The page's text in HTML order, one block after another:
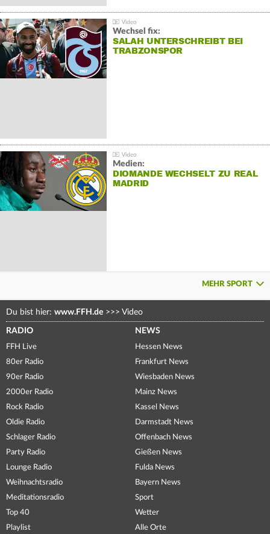
Wechsel fix:
SALAH UNTERSCHREIBT BEI
TRABZONSPOR
Medien:
DIOMANDE WECHSELT ZU REAL
MADRID
MEHR SPORT
Du bist hier: www.FFH.de >>> Video
RADIO
FFH Live
80er Radio
90er Radio
2000er Radio
Rock Radio
Oldie Radio
Schlager Radio
Party Radio
Lounge Radio
Weihnachtsradio
Meditationsradio
Top 40
Playlist
NEWS
Hessen News
Frankfurt News
Wiesbaden News
Mainz News
Kassel News
Darmstadt News
Offenbach News
Gießen News
Fulda News
Bayern News
Sport
Wetter
Alle Orte